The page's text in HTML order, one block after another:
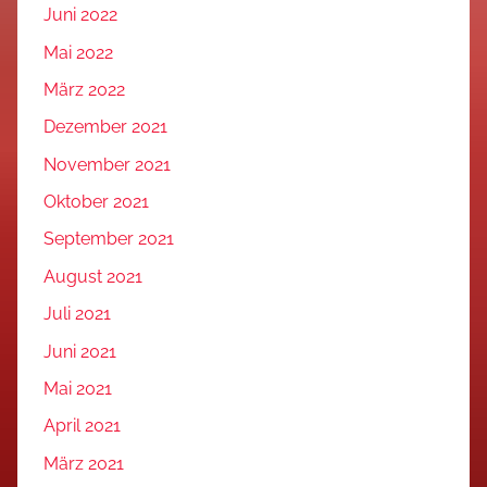
Juni 2022
Mai 2022
März 2022
Dezember 2021
November 2021
Oktober 2021
September 2021
August 2021
Juli 2021
Juni 2021
Mai 2021
April 2021
März 2021